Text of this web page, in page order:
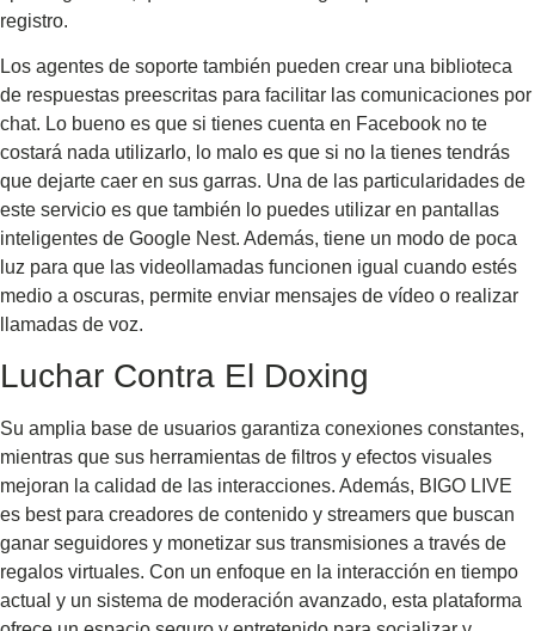
registro.
Los agentes de soporte también pueden crear una biblioteca
de respuestas preescritas para facilitar las comunicaciones por
chat. Lo bueno es que si tienes cuenta en Facebook no te
costará nada utilizarlo, lo malo es que si no la tienes tendrás
que dejarte caer en sus garras. Una de las particularidades de
este servicio es que también lo puedes utilizar en pantallas
inteligentes de Google Nest. Además, tiene un modo de poca
luz para que las videollamadas funcionen igual cuando estés
medio a oscuras, permite enviar mensajes de vídeo o realizar
llamadas de voz.
Luchar Contra El Doxing
Su amplia base de usuarios garantiza conexiones constantes,
mientras que sus herramientas de filtros y efectos visuales
mejoran la calidad de las interacciones. Además, BIGO LIVE
es best para creadores de contenido y streamers que buscan
ganar seguidores y monetizar sus transmisiones a través de
regalos virtuales. Con un enfoque en la interacción en tiempo
actual y un sistema de moderación avanzado, esta plataforma